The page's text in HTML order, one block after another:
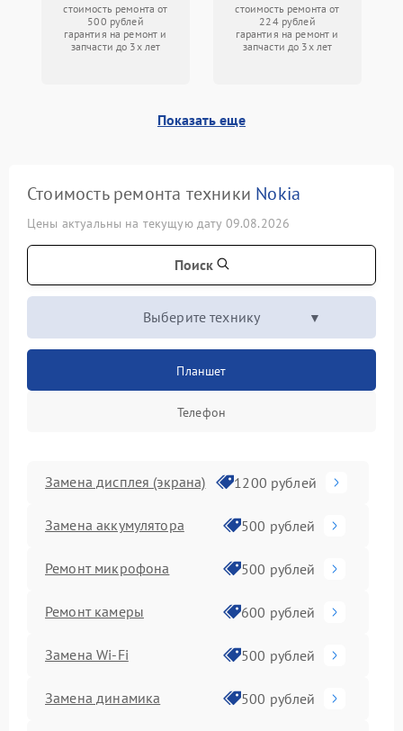
стоимость ремонта от
500 рублей
гарантия на ремонт и
запчасти до 3х лет
стоимость ремонта от
224 рублей
гарантия на ремонт и
запчасти до 3х лет
Показать еще
Стоимость ремонта техники Nokia
Цены актуальны на текущую дату 09.08.2026
Поиск
Выберите технику
Планшет
Телефон
Замена дисплея (экрана) 1200 рублей
Замена аккумулятора 500 рублей
Ремонт микрофона 500 рублей
Ремонт камеры 600 рублей
Замена Wi-Fi 500 рублей
Замена динамика 500 рублей